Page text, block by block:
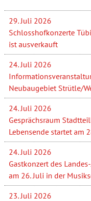
29. Juli 2026
Schlosshofkonzerte
ist ausverkauft
24. Juli 2026
Neubaugebiet Strütle/
24. Juli 2026
Gesprächsraum
Lebensende startet am
24. Juli 2026
Gastkonzert des
am 26. Juli in der
23. Juli 2026